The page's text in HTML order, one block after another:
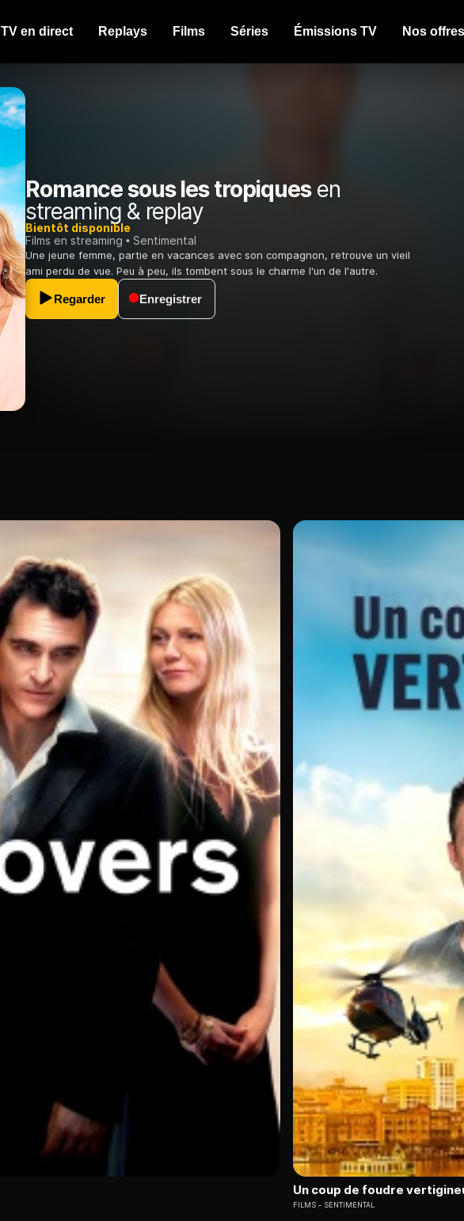
TV en direct Replays Films Séries Émissions TV Nos offres
Romance sous les tropiquesen
streaming & replay
Bientôt disponible
Films en streaming
Sentimental
Une jeune femme, partie en vacances avec son compagnon, retrouve un vieil
ami perdu de vue. Peu à peu, ils tombent sous le charme l'un de l'autre.
Regarder Enregistrer
Un coup de foudre
FILMS SENTIMENTAL